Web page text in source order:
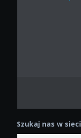
Szukaj nas w sieci